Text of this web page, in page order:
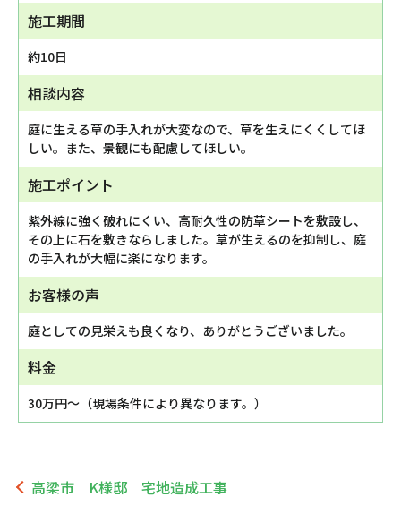
施工期間
約10日
相談内容
庭に生える草の手入れが大変なので、草を生えにくくしてほ
しい。また、景観にも配慮してほしい。
施工ポイント
紫外線に強く破れにくい、高耐久性の防草シートを敷設し、
その上に石を敷きならしました。草が生えるのを抑制し、庭
の手入れが大幅に楽になります。
お客様の声
庭としての見栄えも良くなり、ありがとうございました。
料金
30万円～（現場条件により異なります。）
高梁市 K様邸 宅地造成工事